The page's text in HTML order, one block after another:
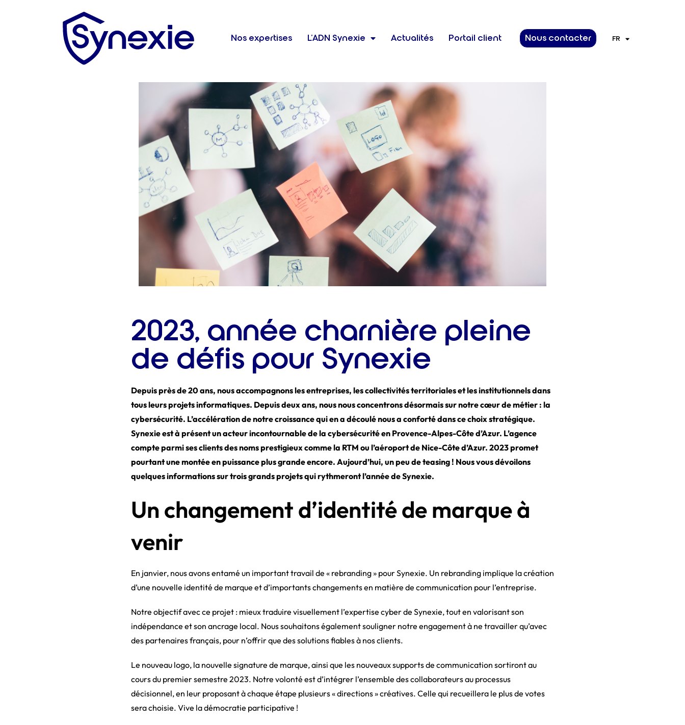
Nos expertises L’ADN Synexie Actualités Portail client Nous contacter FR
EN
2023, année charnière pleine
de défis pour Synexie
Depuis près de 20 ans, nous accompagnons les entreprises, les collectivités territoriales et les institutionnels dans
tous leurs projets informatiques. Depuis deux ans, nous nous concentrons désormais sur notre cœur de métier : la
cybersécurité. L’accélération de notre croissance qui en a découlé nous a conforté dans ce choix stratégique.
Synexie est à présent un acteur incontournable de la cybersécurité en Provence-Alpes-Côte d’Azur. L’agence
compte parmi ses clients des noms prestigieux comme la RTM ou l’aéroport de Nice-Côte d’Azur. 2023 promet
pourtant une montée en puissance plus grande encore. Aujourd’hui, un peu de teasing ! Nous vous dévoilons
quelques informations sur trois grands projets qui rythmeront l’année de Synexie.
Un changement d’identité de marque à
venir
En janvier, nous avons entamé un important travail de « rebranding » pour Synexie. Un rebranding implique la création
d’une nouvelle identité de marque et d’importants changements en matière de communication pour l’entreprise.
Notre objectif avec ce projet : mieux traduire visuellement l’expertise cyber de Synexie, tout en valorisant son
indépendance et son ancrage local. Nous souhaitons également souligner notre engagement à ne travailler qu’avec
des partenaires français, pour n’offrir que des solutions fiables à nos clients.
Le nouveau logo, la nouvelle signature de marque, ainsi que les nouveaux supports de communication sortiront au
cours du premier semestre 2023. Notre volonté est d’intégrer l’ensemble des collaborateurs au processus
décisionnel, en leur proposant à chaque étape plusieurs « directions » créatives. Celle qui recueillera le plus de votes
sera choisie. Vive la démocratie participative !